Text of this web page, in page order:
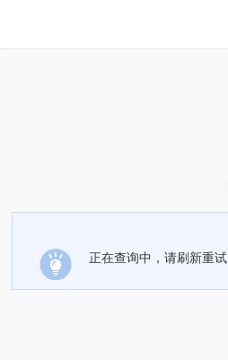
正在查询中，请刷新重试